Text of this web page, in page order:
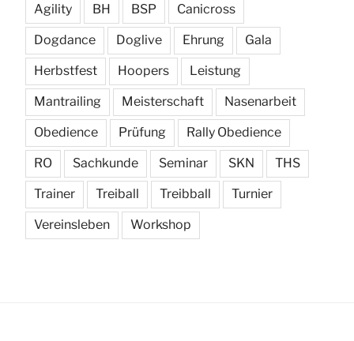
Agility BH BSP Canicross
Dogdance Doglive Ehrung Gala
Herbstfest Hoopers Leistung
Mantrailing Meisterschaft Nasenarbeit
Obedience Prüfung Rally Obedience
RO Sachkunde Seminar SKN THS
Trainer Treiball Treibball Turnier
Vereinsleben Workshop